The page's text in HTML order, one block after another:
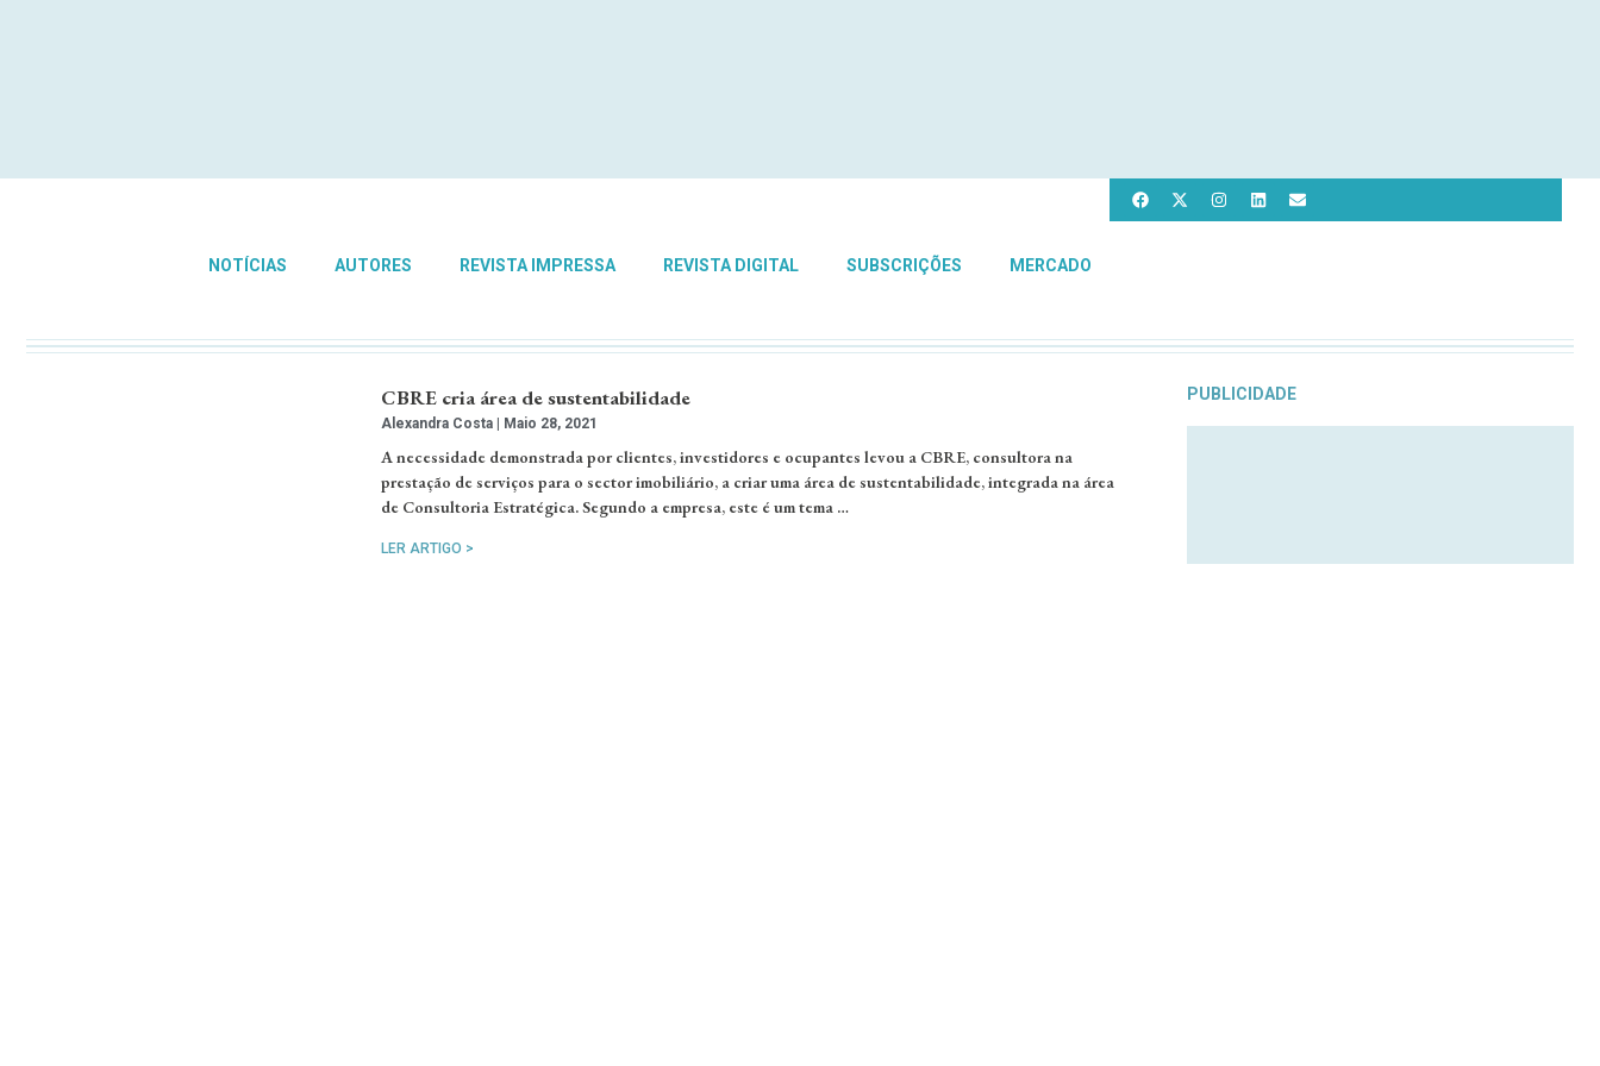
NOTÍCIAS AUTORES REVISTA IMPRESSA REVISTA DIGITAL SUBSCRIÇÕES MERCADO
CBRE cria área de sustentabilidade
Alexandra Costa Maio 28, 2021
A necessidade demonstrada por clientes, investidores e ocupantes levou a CBRE, consultora na
prestação de serviços para o sector imobiliário, a criar uma área de sustentabilidade, integrada na área
de Consultoria Estratégica. Segundo a empresa, este é um tema …
LER ARTIGO >
PUBLICIDADE